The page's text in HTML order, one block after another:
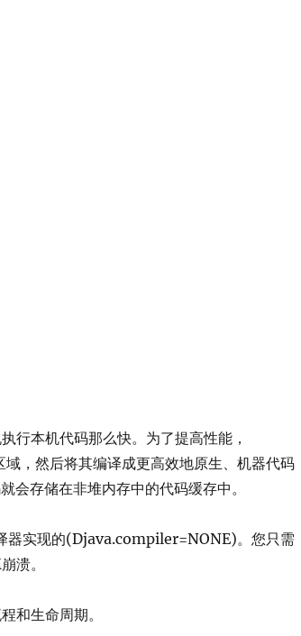
行本机代码那么快。为了提高性能，
，然后将其编译成更高效地原生、机器代码
会存储在非堆内存中的代码缓存中。
器实现的(Djava.compiler=NONE)。您只需
溃。
和生命周期。